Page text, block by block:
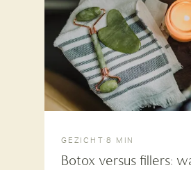
GEZICHT·8 MIN
Botox versus fillers: